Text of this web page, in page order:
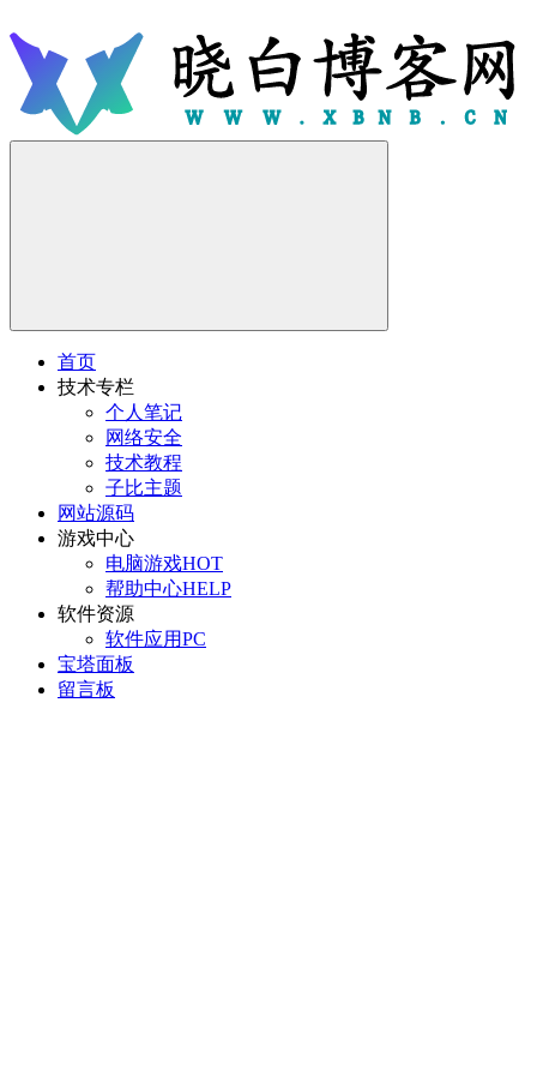
首页
技术专栏
个人笔记
网络安全
技术教程
子比主题
网站源码
游戏中心
电脑游戏HOT
帮助中心HELP
软件资源
软件应用PC
宝塔面板
留言板